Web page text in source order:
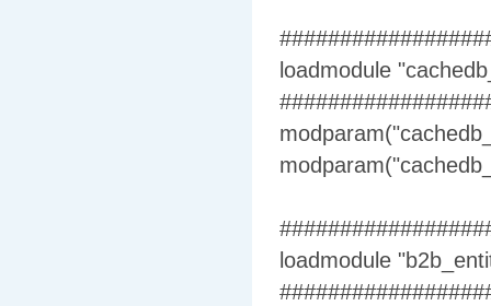
loadmodule
loadmodule